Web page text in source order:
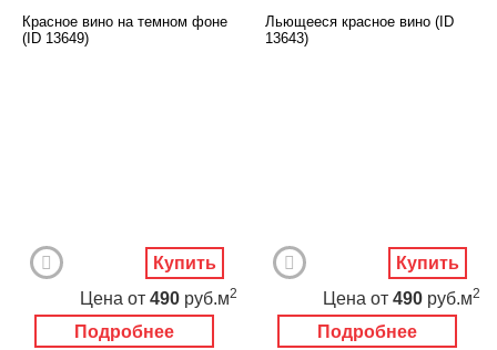
Красное вино на темном фоне
(ID 13649)
Подробнее
Цена от 490 руб.м2
Купить
Льющееся красное вино (ID
13643)
Подробнее
Цена от 490 руб.м2
Купить